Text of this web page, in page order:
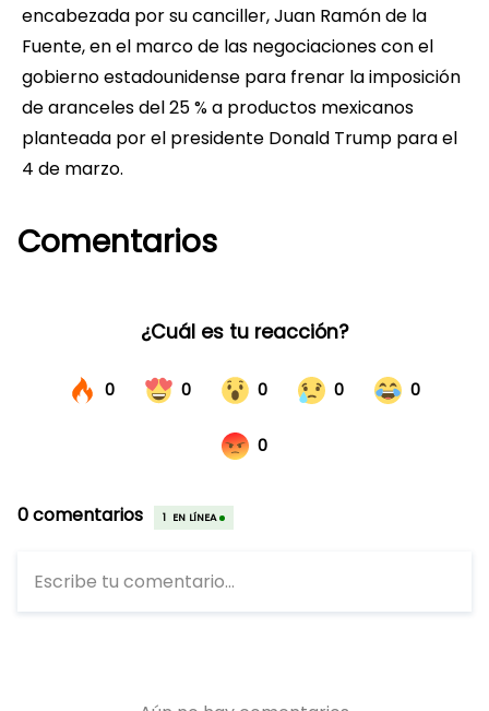
encabezada por su canciller, Juan Ramón de la
Fuente, en el marco de las negociaciones con el
gobierno estadounidense para frenar la imposición
de aranceles del 25 % a productos mexicanos
planteada por el presidente Donald Trump para el
4 de marzo.
Comentarios